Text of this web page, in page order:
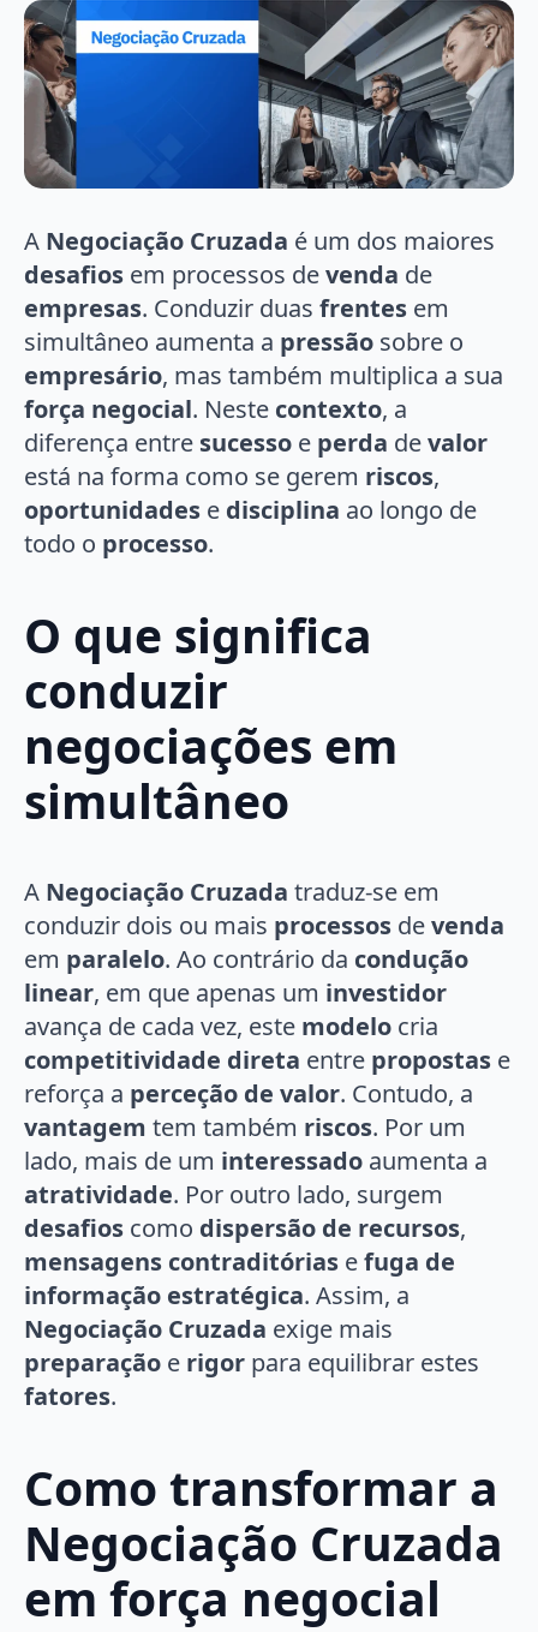
A Negociação Cruzada é um dos maiores
desafios em processos devenda de
empresas. Conduzir duas frentes em
simultâneo aumenta a pressão sobre o
empresário, mas também multiplica a sua
força negocial. Neste contexto, a
diferença entre sucesso e perda devalor
está na forma como se gerem riscos,
oportunidades e disciplina ao longo de
todo o processo.
O que significa
conduzir
negociações em
simultâneo
A Negociação Cruzada traduz-se em
conduzir dois ou mais processos devenda
em paralelo. Ao contrário da condução
linear, em que apenas um investidor
avança de cada vez, este modelo cria
competitividade direta entre propostas e
reforça a perceção de valor. Contudo, a
vantagem tem também riscos. Por um
lado, mais de um interessado aumenta a
atratividade. Por outro lado, surgem
desafios como dispersão de recursos,
mensagens contraditórias efuga de
informação estratégica. Assim, a
Negociação Cruzada exige mais
preparação e rigor para equilibrar estes
fatores.
Como transformar a
Negociação Cruzada
em força negocial